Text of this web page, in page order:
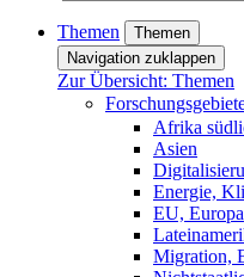
Themen
Themen
Navigation zuklappen
Zur Übersicht: Themen
Afrika
Asien
Energie,
EU, Europa
Migration,